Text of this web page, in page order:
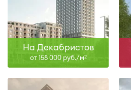
На Декабристов
от 158 000 руб./м2